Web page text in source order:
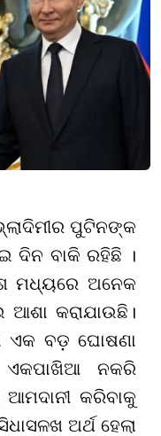
ପୁଟିନଙ୍କ
ଦିନ ବାକି ରହିଛି ।
ମଧ୍ୟରେ ଅନେକ
କରାଯାଉଛି।
ବଡ଼ ଘୋଷଣା
ଏକପାଖିଆ ନକରି
କରିବାକୁ
ଅର୍ଥ ହେଲା